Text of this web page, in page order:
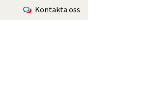
Kontakta oss